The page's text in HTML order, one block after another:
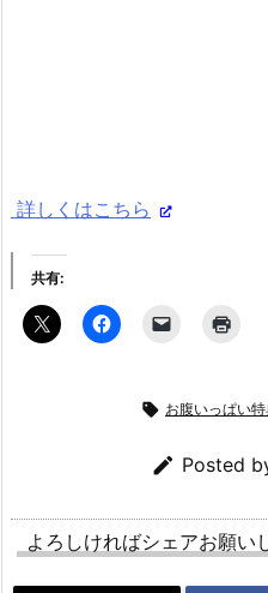
詳しくはこちら
共有:
 お腹いっぱい
 Posted
よろしければシェアお願い